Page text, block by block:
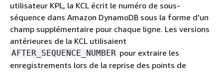
utilisateur KPL, la KCL écrit le numéro de sous-
séquence dans Amazon DynamoDB sous la forme d'un
champ supplémentaire pour chaque ligne. Les versions
antérieures de la KCL utilisaient
AFTER_SEQUENCE_NUMBER pour extraire les
enregistrements lors de la reprise des points de